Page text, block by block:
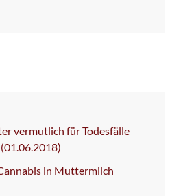
vermutlich für Todesfälle
(01.06.2018)
in Muttermilch